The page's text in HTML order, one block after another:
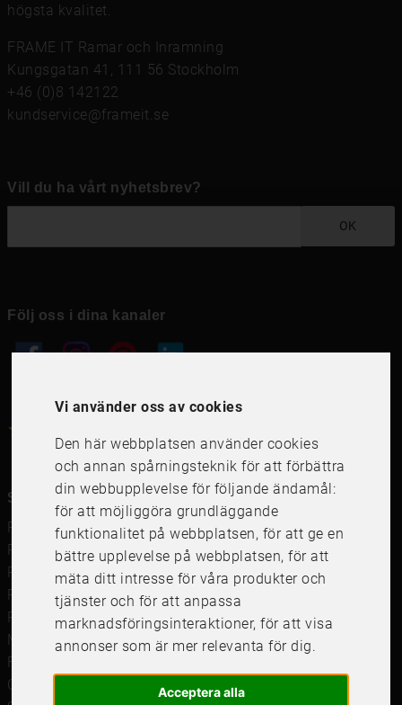
Vi använder oss av cookies
Den här webbplatsen använder cookies
och annan spårningsteknik för att förbättra
din webbupplevelse för följande ändamål:
för att möjliggöra grundläggande
funktionalitet på webbplatsen, för att ge en
bättre upplevelse på webbplatsen,för att
mäta ditt intresse för våra produkter och
tjänster och för att anpassa
marknadsföringsinteraktioner,för att visa
annonser som är mer relevanta för dig.
Acceptera alla
högsta kvalitet.
FRAME IT Ramar och Inramning
Kungsgatan 41, 111 56 Stockholm
+46 (0)8 142122
kundservice@frameit.se
Vill du ha vårt nyhetsbrev?
OK
Följ oss i dina kanaler
Snabblänkar
Ramar
Ramar till Samsung The Frame
Ramverkstad & inramning
Passepartout
Posters
Måttbeställd passepartout
Framkalla bilder
Canvastavla